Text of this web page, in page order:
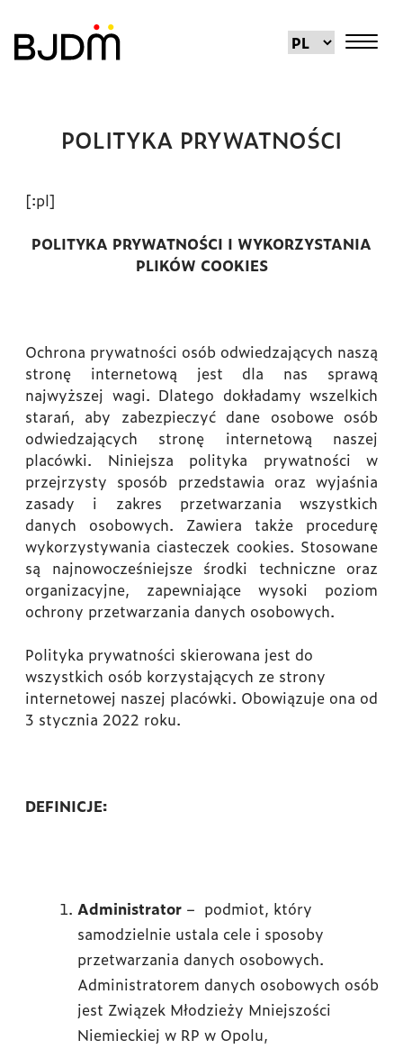
POLITYKA PRYWATNOŚCI
[:pl]
POLITYKA PRYWATNOŚCI I WYKORZYSTANIA
PLIKÓW COOKIES
Ochrona prywatności osób odwiedzających naszą
stronę internetową jest dla nas sprawą
najwyższej wagi. Dlatego dokładamy wszelkich
starań, aby zabezpieczyć dane osobowe osób
odwiedzających stronę internetową naszej
placówki. Niniejsza polityka prywatności w
przejrzysty sposób przedstawia oraz wyjaśnia
zasady i zakres przetwarzania wszystkich
danych osobowych. Zawiera także procedurę
wykorzystywania ciasteczek cookies. Stosowane
są najnowocześniejsze środki techniczne oraz
organizacyjne, zapewniające wysoki poziom
ochrony przetwarzania danych osobowych.
Polityka prywatności skierowana jest do
wszystkich osób korzystających ze strony
internetowej naszej placówki. Obowiązuje ona od
3 stycznia 2022 roku.
DEFINICJE:
Administrator – podmiot, który
samodzielnie ustala cele i sposoby
przetwarzania danych osobowych.
Administratorem danych osobowych osób
jest Związek Młodzieży Mniejszości
Niemieckiej w RP w Opolu,